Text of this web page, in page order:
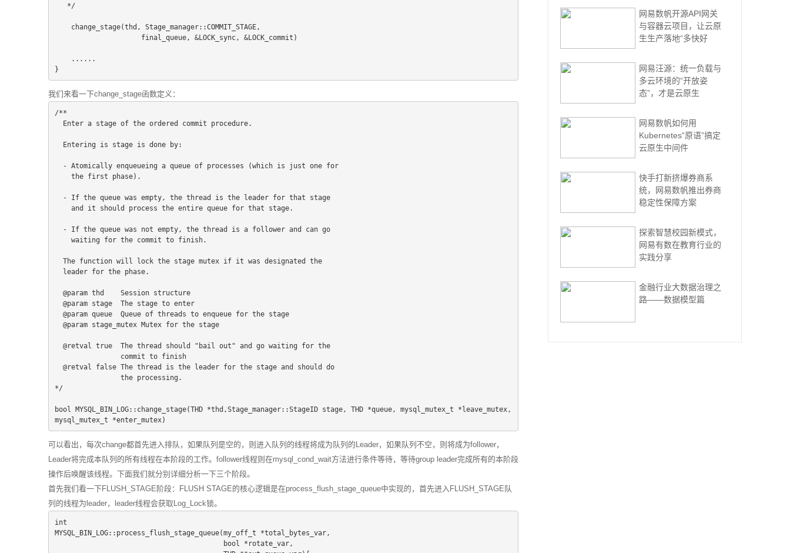
网易数帆开源API网关
与容器云项目，让云原
生生产落地“多快好
网易汪源：统一负载与
多云环境的“开放姿
态”，才是云原生
网易数帆如何用
Kubernetes“原语”搞定
云原生中间件
快手打新挤爆券商系
统，网易数帆推出券商
稳定性保障方案
探索智慧校园新模式，
网易有数在教育行业的
实践分享
金融行业大数据治理之
路——数据模型篇
   */
    change_stage(thd, Stage_manager::COMMIT_STAGE,
                     final_queue, &LOCK_sync, &LOCK_commit)
    ......
}
我们来看一下change_stage函数定义：
/**
  Enter a stage of the ordered commit procedure.
  Entering is stage is done by:
  - Atomically enqueueing a queue of processes (which is just one for
    the first phase).
  - If the queue was empty, the thread is the leader for that stage
    and it should process the entire queue for that stage.
  - If the queue was not empty, the thread is a follower and can go
    waiting for the commit to finish.
  The function will lock the stage mutex if it was designated the
  leader for the phase.
  @param thd    Session structure
  @param stage  The stage to enter
  @param queue  Queue of threads to enqueue for the stage
  @param stage_mutex Mutex for the stage
  @retval true  The thread should "bail out" and go waiting for the
                commit to finish
  @retval false The thread is the leader for the stage and should do
                the processing.
*/
bool MYSQL_BIN_LOG::change_stage(THD *thd,Stage_manager::StageID stage, THD *queue, mysql_mutex_t *leave_mutex,
mysql_mutex_t *enter_mutex)
可以看出，每次change都首先进入排队，如果队列是空的，则进入队列的线程将成为队列的Leader，如果队列不空，则将成为follower，
Leader将完成本队列的所有线程在本阶段的工作。follower线程则在mysql_cond_wait方法进行条件等待，等待group leader完成所有的本阶段
操作后唤醒该线程。下面我们就分别详细分析一下三个阶段。
首先我们看一下FLUSH_STAGE阶段：FLUSH STAGE的核心逻辑是在process_flush_stage_queue中实现的，首先进入FLUSH_STAGE队
列的线程为leader，leader线程会获取Log_Lock锁。
int
MYSQL_BIN_LOG::process_flush_stage_queue(my_off_t *total_bytes_var,
                                         bool *rotate_var,